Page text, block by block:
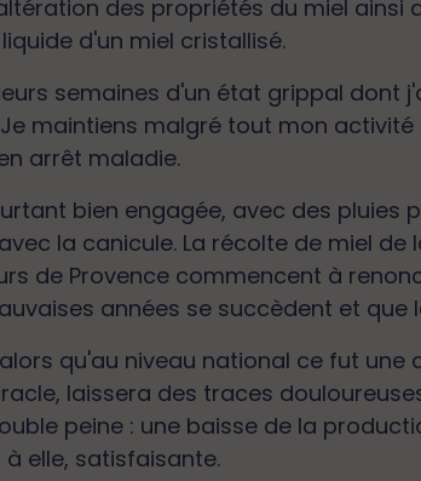
des propriétés du miel ainsi
d'un miel cristallisé.
semaines d'un état grippal dont
maintiens malgré tout mon activité
arrêt maladie.
bien engagée, avec des pluies
la canicule. La récolte de miel
de Provence commencent à
années se succèdent et que
qu'au niveau national ce fut
laissera des traces
peine : une baisse de la
elle, satisfaisante.